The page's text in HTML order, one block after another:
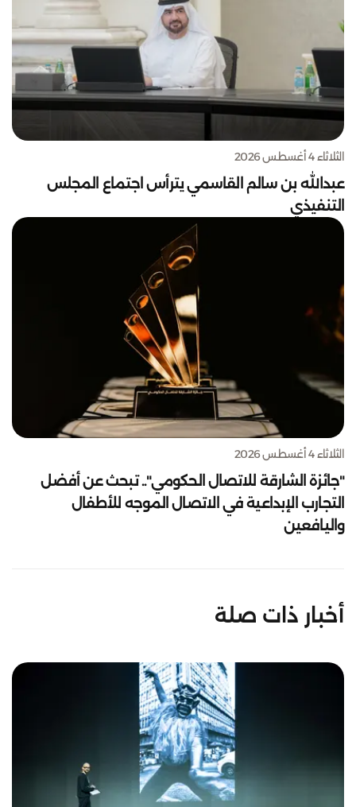
الثلاثاء 4 أغسطس 2026
عبدالله بن سالم القاسمي يترأس اجتماع المجلس
التنفيذي
الثلاثاء 4 أغسطس 2026
"جائزة الشارقة للاتصال الحكومي".. تبحث عن أفضل
التجارب الإبداعية في الاتصال الموجه للأطفال
واليافعين
أخبار ذات صلة